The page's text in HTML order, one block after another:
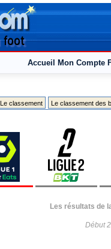
Accueil Mon Compte
Le classement Le classement des
Les résultats de
Début